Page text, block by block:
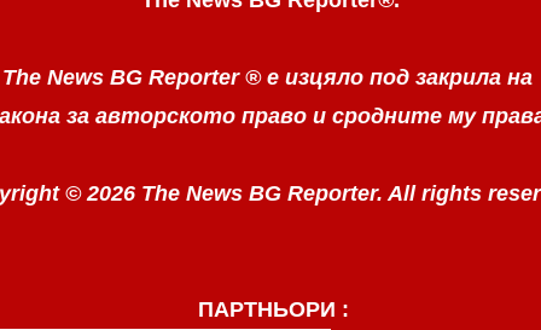
The News BG Reporter ® е изцяло под закрила на
за авторското право и сродните му
© 2026 The News BG Reporter. All rights
ПАРТНЬОРИ :